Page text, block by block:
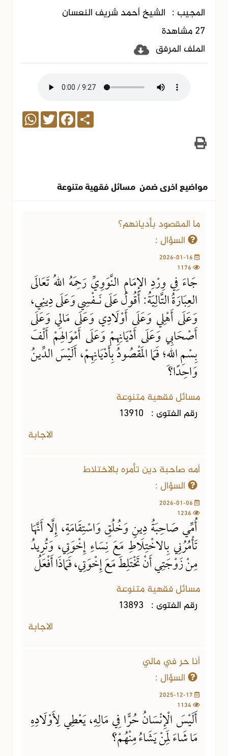
المجيب : الشيخ أحمد شريف النعسان
27 مشاهدة
الملف المرفق
Share
Facebook
Twitter
WhatsApp
مواضيع اخرى ضمن مسائل فقهية متنوعة
ما المقصود بأديانهم؟
السؤال :
جَاءَ فِي وِرْدِ الإِمَامِ النَّوَوِيِّ رَحِمَهُ اللهُ تَعَالَى
العِبَارَةُ التَّالِيَةُ: أَقُولُ عَلَى نَـفْسِي وَعَلَى دِينِي،
وَعَلَى أَهْلِي وَعَلَى أَوْلَادِي وَعَلَى مَالِي وَعَلَى
أَصْحَابِي وَعَلَى أَدْيَانِهِمْ وَعَلَى أَمْوَالِهمْ أَلْفَ
بِسْمِ اللهِ؛ فَمَا المَقْصُودُ بِأَدْيَانِهِمْ، أَلَيْسَ الدِّينُ
وَاحِدًا؟
مسائل فقهية متنوعة
رقم الفتوى : 13910
الاجابة
أمه صاحبة دين تأمره بالاختلاط
السؤال :
أُمِّي صَاحِبَةُ دِينٍ وَخُلُقٍ وَاسْتِقَامَةٍ، إِلَّا أَنَّهَا
تَأْمُرُنِي بِالاخْتِلَاطِ مَعَ نِسَاءِ إِخْوَتِي، وَتُرِيدُ
مِنْ زَوْجَتِي أَنْ تَخْتَلِطَ مَعَ إِخْوَتِي، فَمَاذَا أَفْعَلُ
مسائل فقهية متنوعة
رقم الفتوى : 13893
الاجابة
أنا حر في مالي
السؤال :
أَلَيْسَ الْإِنْسَانُ حُرًّا فِي مَالِهِ، يَعْطِي لِأَوْلَادِهِ
مَا شَاءَ لِمَنْ يَشَاءُ مِنْهُمْ؟